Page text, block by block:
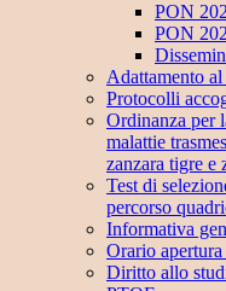
PON
PON
Adattamento
Protocolli
Ordinanza per
malattie
zanzara tigre e
Test di
percorso
Informativa
Orario
Diritto allo